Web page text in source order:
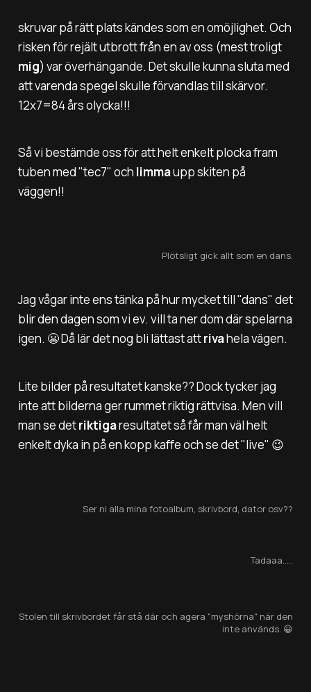
skruvar på rätt plats kändes som en omöjlighet. Och
risken för rejält utbrott från en av oss (mest troligt
mig) var överhängande. Det skulle kunna sluta med
att varenda spegel skulle förvandlas till skärvor.
12x7=84 års olycka!!!
Så vi bestämde oss för att helt enkelt plocka fram
tuben med "tec7" och limmaupp skiten på
väggen!!
Plötsligt gick allt som en dans.
Jag vågar inte ens tänka på hur mycket till "dans" det
blir den dagen som vi ev. vill ta ner dom där spelarna
igen. 😬 Då lär det nog bli lättast attrivahela vägen.
Lite bilder på resultatet kanske?? Dock tycker jag
inte att bilderna ger rummet riktig rättvisa. Men vill
man se detriktigaresultatet så får man väl helt
enkelt dyka in på en kopp kaffe och se det "live" 😉
Ser ni alla mina fotoalbum, skrivbord, dator osv??
Tadaaa.....
Stolen till skrivbordet får stå där och agera "myshörna" när den
inte används. 😀